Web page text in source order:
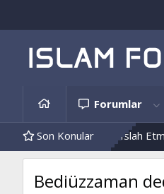
Forumlar
Son Konular
Kendini Islah Etmeyen,
Bediüzzaman